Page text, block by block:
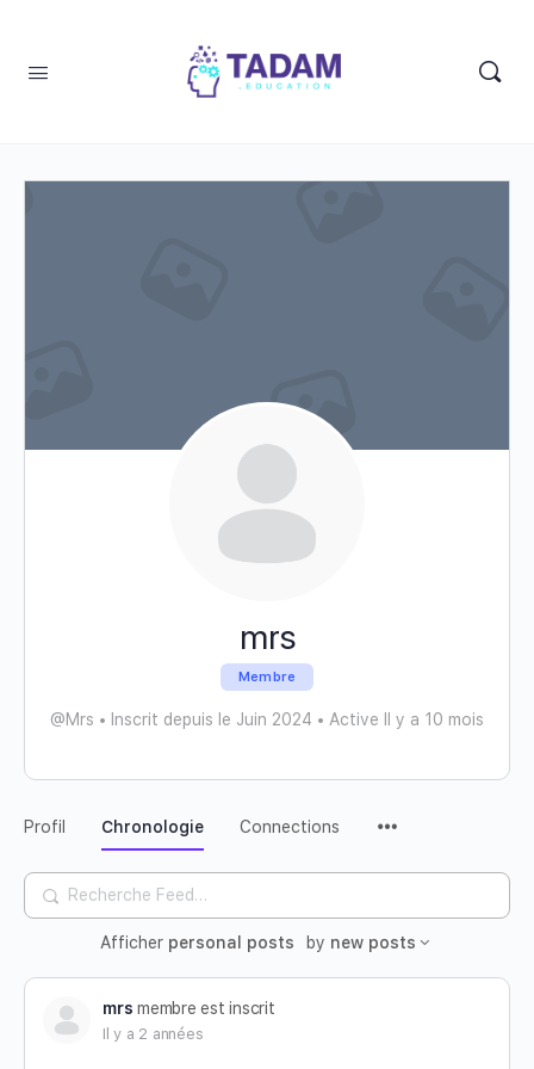
mrs
Membre
@Mrs • Inscrit depuis le Juin 2024 • Active Il y a 10 mois
Profil Chronologie Connections
Recherche
Feed…
Afficher personal posts by new posts
mrs membre est inscrit
Il y a 2 années